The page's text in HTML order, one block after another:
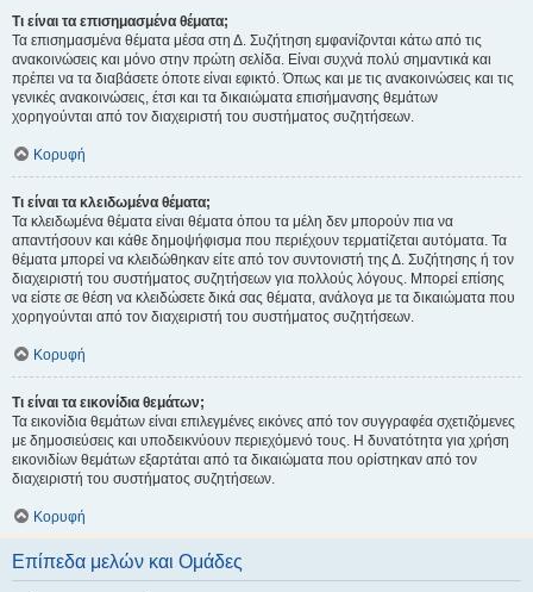
Τι είναι τα επισημασμένα θέματα;
Τα επισημασμένα θέματα μέσα στη Δ. Συζήτηση εμφανίζονται κάτω από τις
ανακοινώσεις και μόνο στην πρώτη σελίδα. Είναι συχνά πολύ σημαντικά και
πρέπει να τα διαβάσετε όποτε είναι εφικτό. Όπως και με τις ανακοινώσεις και τις
γενικές ανακοινώσεις, έτσι και τα δικαιώματα επισήμανσης θεμάτων
χορηγούνται από τον διαχειριστή του συστήματος συζητήσεων.
Κορυφή
Τι είναι τα κλειδωμένα θέματα;
Τα κλειδωμένα θέματα είναι θέματα όπου τα μέλη δεν μπορούν πια να
απαντήσουν και κάθε δημοψήφισμα που περιέχουν τερματίζεται αυτόματα. Τα
θέματα μπορεί να κλειδώθηκαν είτε από τον συντονιστή της Δ. Συζήτησης ή τον
διαχειριστή του συστήματος συζητήσεων για πολλούς λόγους. Μπορεί επίσης
να είστε σε θέση να κλειδώσετε δικά σας θέματα, ανάλογα με τα δικαιώματα που
χορηγούνται από τον διαχειριστή του συστήματος συζητήσεων.
Κορυφή
Τι είναι τα εικονίδια θεμάτων;
Τα εικονίδια θεμάτων είναι επιλεγμένες εικόνες από τον συγγραφέα σχετιζόμενες
με δημοσιεύσεις και υποδεικνύουν περιεχόμενό τους. Η δυνατότητα για χρήση
εικονιδίων θεμάτων εξαρτάται από τα δικαιώματα που ορίστηκαν από τον
διαχειριστή του συστήματος συζητήσεων.
Κορυφή
Επίπεδα μελών και Ομάδες